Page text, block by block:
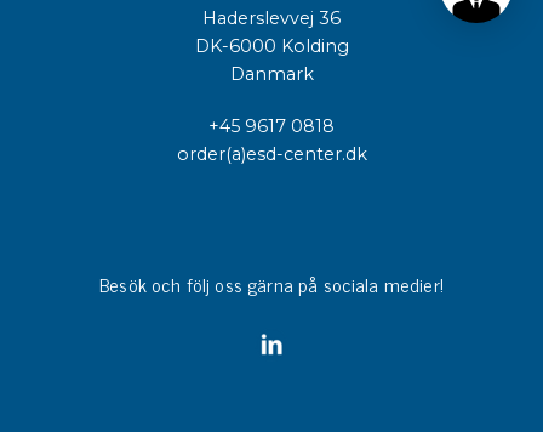
Haderslevvej 36
DK-6000 Kolding
Danmark
+45 9617 0818
order(a)esd-center.dk
Besök och följ oss gärna på sociala medier!